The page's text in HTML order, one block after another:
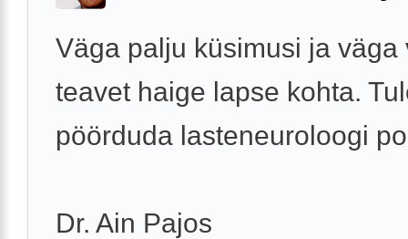
Väga palju küsimusi ja väga
teavet haige lapse kohta.
pöörduda lasteneuroloogi
Dr. Ain Pajos